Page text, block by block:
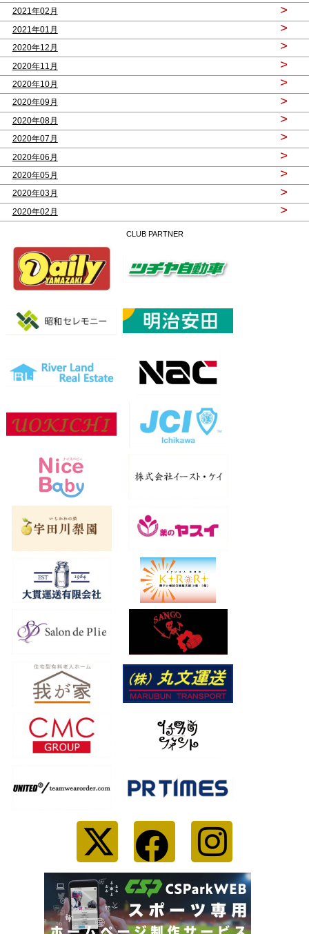
2021年02月 >
2021年01月 >
2020年12月 >
2020年11月 >
2020年10月 >
2020年09月 >
2020年08月 >
2020年07月 >
2020年06月 >
2020年05月 >
2020年03月 >
2020年02月 >
CLUB PARTNER